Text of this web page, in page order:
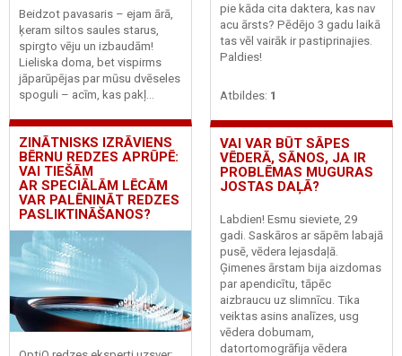
Beidzot pavasaris – ejam ārā,
ķeram siltos saules starus,
spirgto vēju un izbaudām!
Lieliska doma, bet vispirms
jāparūpējas par mūsu dvēseles
spoguli – acīm, kas pakļ...
ZINĀTNISKS IZRĀVIENS
BĒRNU REDZES APRŪPĒ:
VAI TIEŠĀM
AR SPECIĀLĀM LĒCĀM
VAR PALĒNINĀT REDZES
PASLIKTINĀŠANOS?
pie kāda cita daktera, kas nav
acu ārsts? Pēdējo 3 gadu laikā
tas vēl vairāk ir pastiprinajies.
Paldies!
Atbildes: 1
VAI VAR BŪT SĀPES
VĒDERĀ, SĀNOS, JA IR
PROBLĒMAS MUGURAS
JOSTAS DAĻĀ?
Labdien! Esmu sieviete, 29
gadi. Saskāros ar sāpēm labajā
pusē, vēdera lejasdaļā.
Ģimenes ārstam bija aizdomas
par apendicītu, tāpēc
aizbraucu uz slimnīcu. Tika
veiktas asins analīzes, usg
vēdera dobumam,
datortomogrāfija vēdera